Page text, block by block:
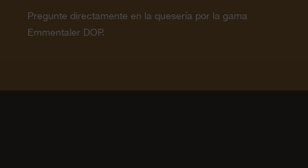
Pregunte directamente en la quesería por la gama
Emmentaler DOP.